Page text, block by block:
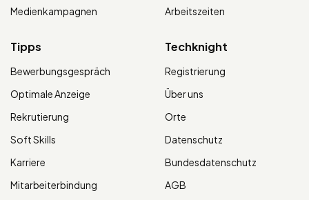
Medienkampagnen
Arbeitszeiten
Tipps
Bewerbungsgespräch
Optimale Anzeige
Rekrutierung
Soft Skills
Karriere
Mitarbeiterbindung
Techknight
Registrierung
Über uns
Orte
Datenschutz
Bundesdatenschutz
AGB